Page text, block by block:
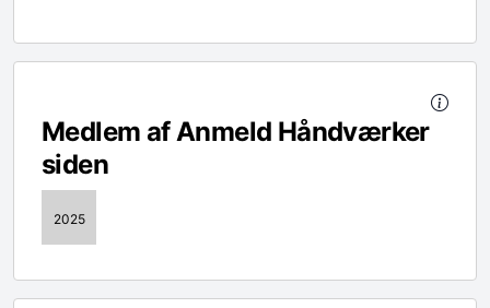
Medlem af Anmeld Håndværker
siden
2025